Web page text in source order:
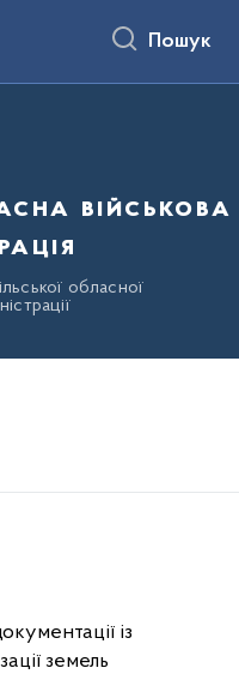
Пошук
військова
обласної
із
земель